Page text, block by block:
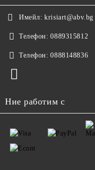
Имейл: krisiart@abv.bg
Телефон: 0889315812
Телефон: 0888148836
Ние работим с